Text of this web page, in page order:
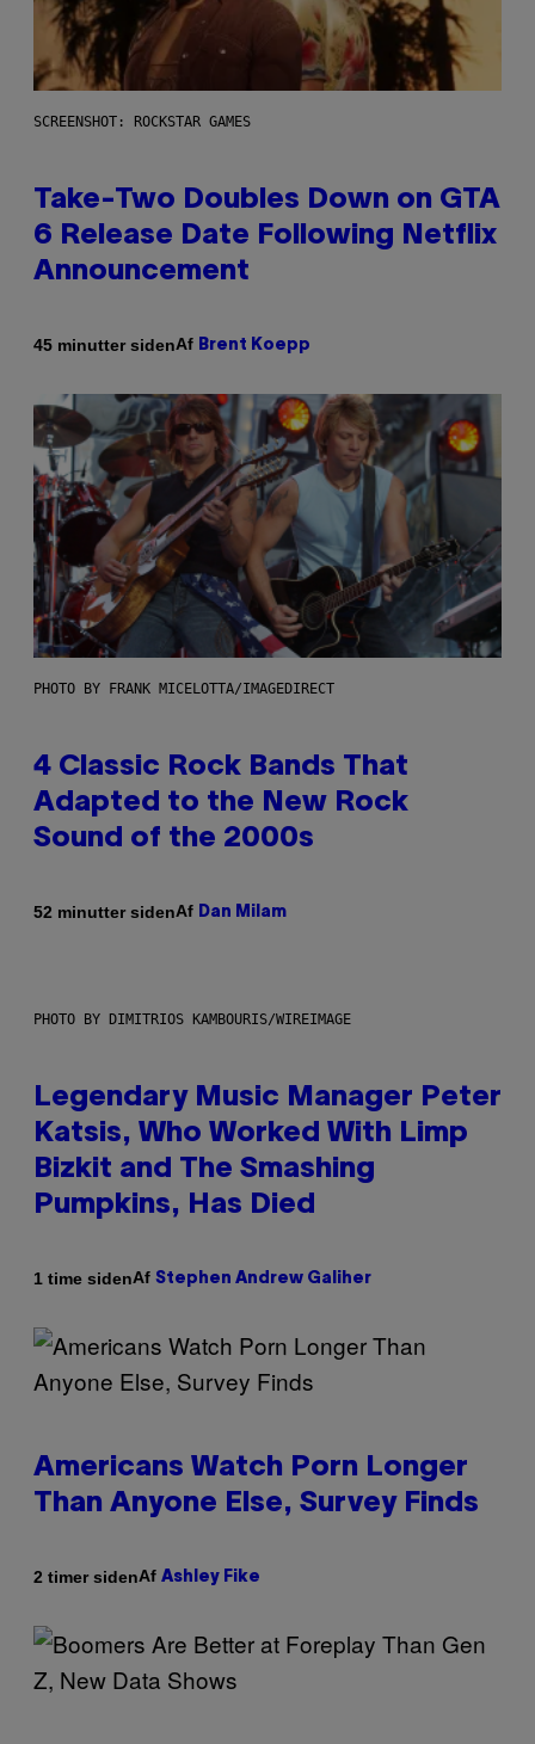
SCREENSHOT: ROCKSTAR GAMES
Take-Two Doubles Down on GTA
6 Release Date Following Netflix
Announcement
45 minutter sidenAf Brent Koepp
PHOTO BY FRANK MICELOTTA/IMAGEDIRECT
4 Classic Rock Bands That
Adapted to the New Rock
Sound of the 2000s
52 minutter sidenAf Dan Milam
PHOTO BY DIMITRIOS KAMBOURIS/WIREIMAGE
Legendary Music Manager Peter
Katsis, Who Worked With Limp
Bizkit and The Smashing
Pumpkins, Has Died
1 time sidenAf Stephen Andrew Galiher
Americans Watch Porn Longer
Than Anyone Else, Survey Finds
2 timer sidenAf Ashley Fike